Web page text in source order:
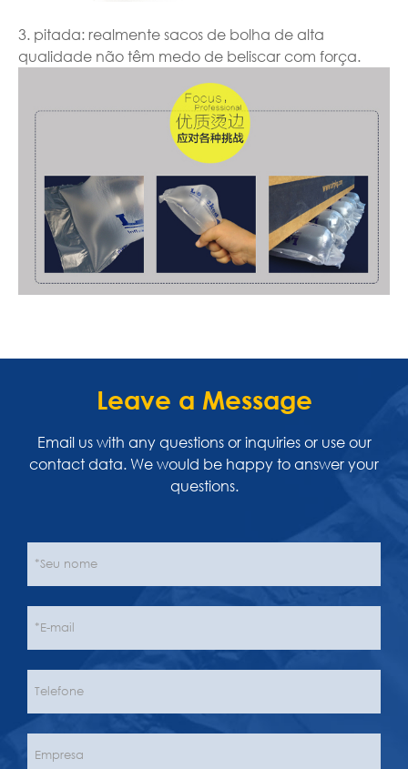
3. pitada: realmente sacos de bolha de alta
qualidade não têm medo de beliscar com força.
Leave a Message
Email us with any questions or inquiries or use our
contact data. We would be happy to answer your
questions.